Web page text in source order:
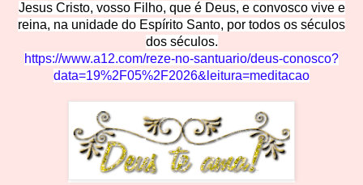
Jesus Cristo, vosso Filho, que é Deus, e convosco vive e
reina, na unidade do Espírito Santo, por todos os séculos
dos séculos.
https://www.a12.com/reze-no-santuario/deus-conosco?
data=19%2F05%2F2026&leitura=meditacao